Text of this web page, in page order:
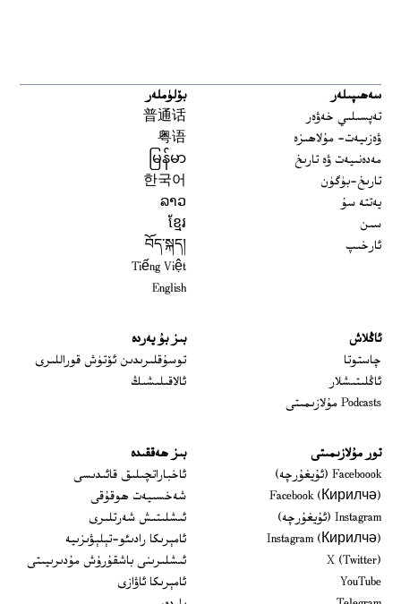
سەھىپىلەر
تەپسىلىي خەۋەر
ۋەزىيەت- مۇلاھىزە
مەدەنىيەت ۋە تارىخ
تارىخ-بۈگۈن
يەتتە سۇ
سىن
ئارخىپ
بۆلۈملەر
普通话
粤语
မြန်မာ
한국어
ລາວ
ខ្មែរ
བོད་སྐད།
Tiếng Việt
English
ئاڭلاش
چاستوتا
ئاڭلىتىشلار
Podcasts مۇلازىمىتى
بىز بۇ يەردە
توسۇقلىرىدىن ئۆتۈش قوراللىرى
ئالاقىلىشىڭ
تور مۇلازىمىتى
Faceboook (ئۇيغۇرچە)
Opens in new window
Facebook (Кирилчә)
Opens in new window
Instagram (ئۇيغۇرچە)
Opens in new window
Instagram (Кирилчә)
Opens in new window
X (Twitter)
YouTube
بىز ھەققىدە
ئاخباراتچىلىق قائىدىسى
شەخسىيەت ھوقۇقى
ئىشلىتىش شەرتلىرى
ئامېرىكا رادىئو-تېلېۋىزىيە
ئىشلىرىنى باشقۇرۇش مۇدىرىيىتى
ئامېرىكا ئاۋازى